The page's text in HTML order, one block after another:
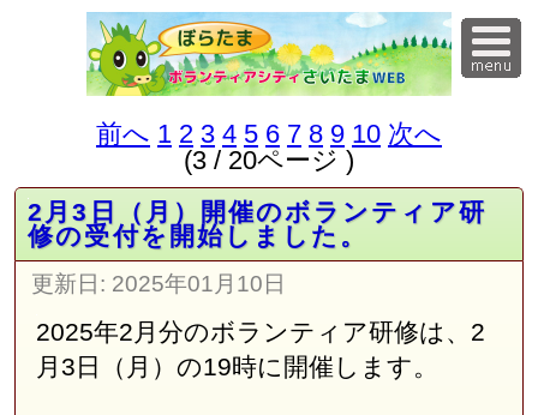
前へ 1 2 3 4 5 6 7 8 9 10 次へ
(3 / 20ページ )
2月3日（月）開催のボランティア研
修の受付を開始しました。
更新日: 2025年01月10日
2025年2月分のボランティア研修は、2
月3日（月）の19時に開催します。